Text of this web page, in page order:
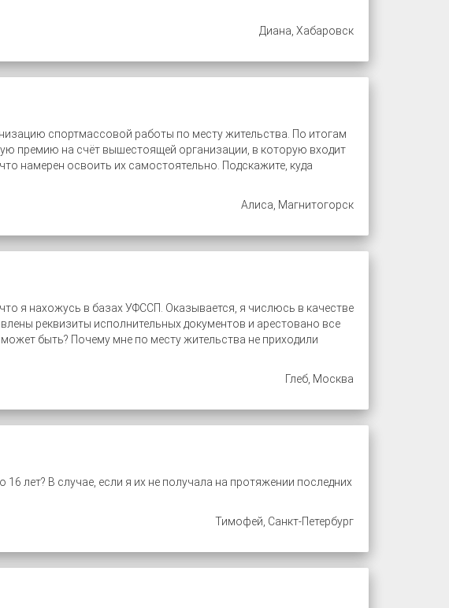
Диана, Хабаровск
спортмассовой работы по месту жительства. По итогам
премию на счёт вышестоящей организации, в которую входит
намерен освоить их самостоятельно. Подскажите, куда
Алиса, Магнитогорск
я нахожусь в базах УФССП. Оказывается, я числюсь в качестве
реквизиты исполнительных документов и арестовано все
быть? Почему мне по месту жительства не приходили
Глеб, Москва
лет? В случае, если я их не получала на протяжении последних
Тимофей, Санкт-Петербург